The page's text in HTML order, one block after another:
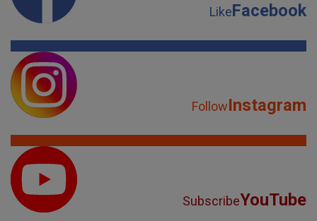
LikeFacebook
FollowInstagram
SubscribeYouTube